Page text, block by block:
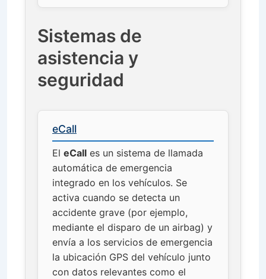
Sistemas de
asistencia y
seguridad
eCall
El eCall es un sistema de llamada
automática de emergencia
integrado en los vehículos. Se
activa cuando se detecta un
accidente grave (por ejemplo,
mediante el disparo de un airbag) y
envía a los servicios de emergencia
la ubicación GPS del vehículo junto
con datos relevantes como el